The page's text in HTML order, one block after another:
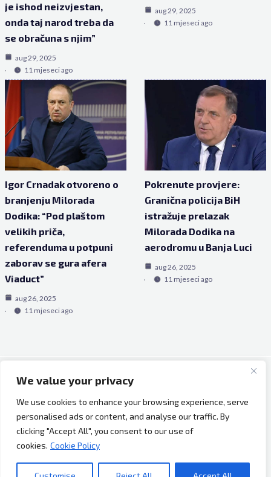
We value your privacy
We use cookies to enhance your browsing experience, serve
personalised ads or content, and analyse our traffic. By
clicking "Accept All", you consent to our use of
cookies. Cookie Policy
je ishod neizvjestan,
onda taj narod treba da
se obračuna s njim”
aug 29, 2025
11 mjeseci ago
aug 29, 2025
11 mjeseci ago
Igor Crnadak otvoreno o
branjenju Milorada
Dodika: “Pod plaštom
velikih priča,
referenduma u potpuni
zaborav se gura afera
Viaduct”
aug 26, 2025
11 mjeseci ago
Pokrenute provjere:
Granična policija BiH
istražuje prelazak
Milorada Dodika na
aerodromu u Banja Luci
aug 26, 2025
11 mjeseci ago
Copyright © 2026 Bh Dijaspora.
O nama
Marketing
Uslovi korištenja